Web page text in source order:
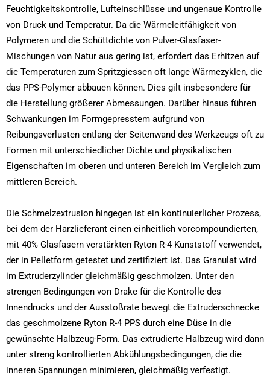
Feuchtigkeitskontrolle, Lufteinschlüsse und ungenaue Kontrolle
von Druck und Temperatur. Da die Wärmeleitfähigkeit von
Polymeren und die Schüttdichte von Pulver-Glasfaser-
Mischungen von Natur aus gering ist, erfordert das Erhitzen auf
die Temperaturen zum Spritzgiessen oft lange Wärmezyklen, die
das PPS-Polymer abbauen können. Dies gilt insbesondere für
die Herstellung größerer Abmessungen. Darüber hinaus führen
Schwankungen im Formgepresstem aufgrund von
Reibungsverlusten entlang der Seitenwand des Werkzeugs oft zu
Formen mit unterschiedlicher Dichte und physikalischen
Eigenschaften im oberen und unteren Bereich im Vergleich zum
mittleren Bereich.
Die Schmelzextrusion hingegen ist ein kontinuierlicher Prozess,
bei dem der Harzlieferant einen einheitlich vorcompoundierten,
mit 40% Glasfasern verstärkten Ryton R-4 Kunststoff verwendet,
der in Pelletform getestet und zertifiziert ist. Das Granulat wird
im Extruderzylinder gleichmäßig geschmolzen. Unter den
strengen Bedingungen von Drake für die Kontrolle des
Innendrucks und der Ausstoßrate bewegt die Extruderschnecke
das geschmolzene Ryton R-4 PPS durch eine Düse in die
gewünschte Halbzeug-Form. Das extrudierte Halbzeug wird dann
unter streng kontrollierten Abkühlungsbedingungen, die die
inneren Spannungen minimieren, gleichmäßig verfestigt.